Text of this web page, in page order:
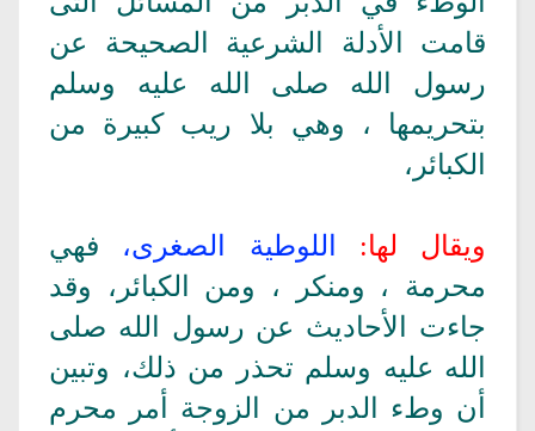
قامت الأدلة الشرعية الصحيحة عن
رسول الله صلى الله عليه وسلم
بتحريمها ، وهي بلا ريب كبيرة من
الكبائر،
ويقال لها: اللوطية الصغرى، فهي
محرمة ، ومنكر ، ومن الكبائر، وقد
جاءت الأحاديث عن رسول الله صلى
الله عليه وسلم تحذر من ذلك، وتبين
أن وطء الدبر من الزوجة أمر محرم